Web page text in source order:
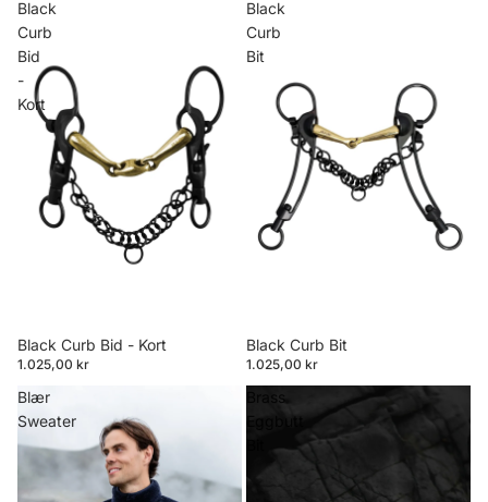
Black
Curb
Bid
-
Kort
Black Curb Bid - Kort
1.025,00 kr
Black
Curb
Bit
Black Curb Bit
1.025,00 kr
Blær
Sweater
Brass
Eggbutt